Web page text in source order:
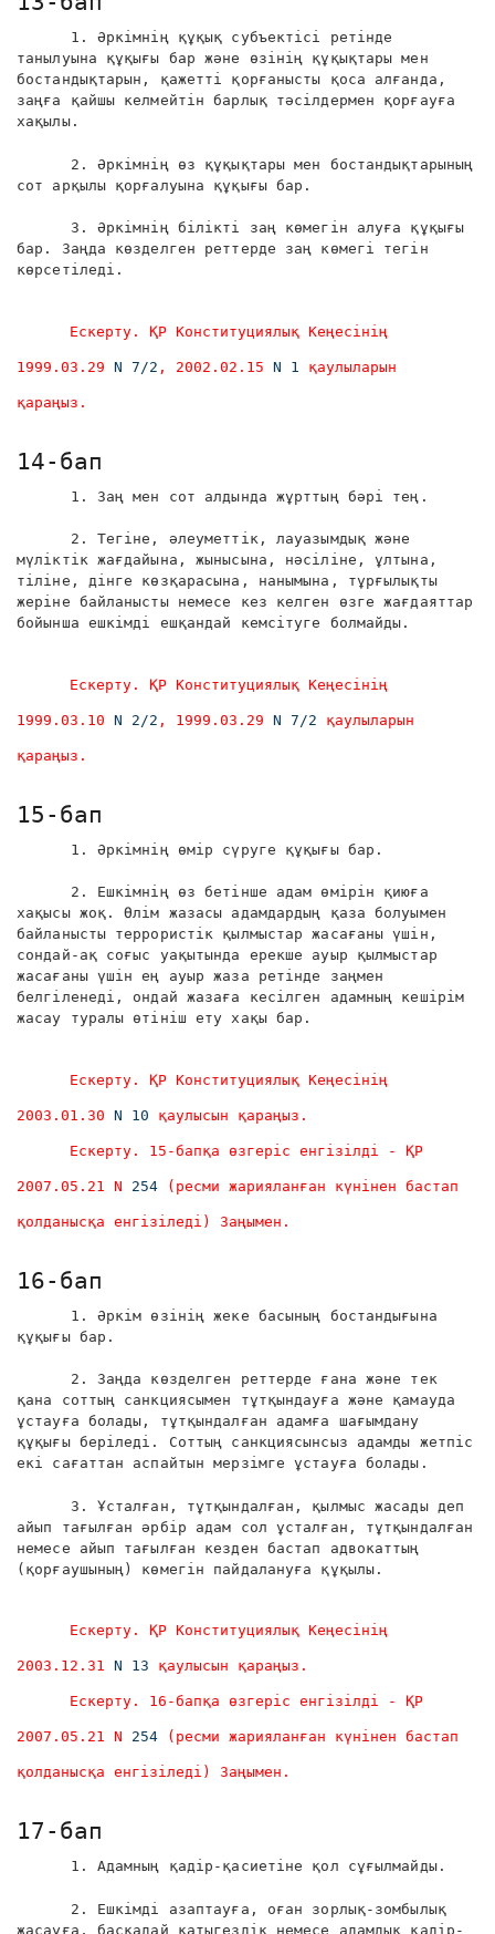
1. Әркімнің құқық субъектісі ретінде
танылуына құқығы бар және өзінің құқықтары мен
бостандықтарын, қажетті қорғанысты қоса алғанда,
заңға қайшы келмейтін барлық тәсілдермен қорғауға
хақылы.
2. Әркімнің өз құқықтары мен бостандықтарының
сот арқылы қорғалуына құқығы бар.
3. Әркімнің білікті заң көмегін алуға құқығы
бар. Заңда көзделген реттерде заң көмегі тегін
көрсетіледі.
Ескерту. ҚР Конституциялық Кеңесінің
1999.03.29 N 7/2 , 2002.02.15 N 1 қаулыларын
қараңыз.
14-бап
1. Заң мен сот алдында жұрттың бәрі тең.
2. Тегіне, әлеуметтік, лауазымдық және
мүліктік жағдайына, жынысына, нәсіліне, ұлтына,
тіліне, дінге көзқарасына, нанымына, тұрғылықты
жеріне байланысты немесе кез келген өзге жағдаяттар
бойынша ешкімді ешқандай кемсітуге болмайды.
Ескерту. ҚР Конституциялық Кеңесінің
1999.03.10 N 2/2 , 1999.03.29 N 7/2 қаулыларын
қараңыз.
15-бап
1. Әркімнің өмір сүруге құқығы бар.
2. Ешкімнің өз бетінше адам өмірін қиюға
хақысы жоқ. Өлім жазасы адамдардың қаза болуымен
байланысты террористік қылмыстар жасағаны үшін,
сондай-ақ соғыс уақытында ерекше ауыр қылмыстар
жасағаны үшін ең ауыр жаза ретінде заңмен
белгіленеді, ондай жазаға кесілген адамның кешірім
жасау туралы өтініш ету хақы бар.
Ескерту. ҚР Конституциялық Кеңесінің
2003.01.30 N 10 қаулысын қараңыз.
Ескерту. 15-бапқа өзгеріс енгізілді - ҚР
2007.05.21 N 254 (ресми жарияланған күнінен бастап
қолданысқа енгізіледі) Заңымен.
16-бап
1. Әркім өзінің жеке басының бостандығына
құқығы бар.
2. Заңда көзделген реттерде ғана және тек
қана соттың санкциясымен тұтқындауға және қамауда
ұстауға болады, тұтқындалған адамға шағымдану
құқығы беріледі. Соттың санкциясынсыз адамды жетпіс
екі сағаттан аспайтын мерзімге ұстауға болады.
3. Ұсталған, тұтқындалған, қылмыс жасады деп
айып тағылған әрбір адам сол ұсталған, тұтқындалған
немесе айып тағылған кезден бастап адвокаттың
(қорғаушының) көмегін пайдалануға құқылы.
Ескерту. ҚР Конституциялық Кеңесінің
2003.12.31 N 13 қаулысын қараңыз.
Ескерту. 16-бапқа өзгеріс енгізілді - ҚР
2007.05.21 N 254 (ресми жарияланған күнінен бастап
қолданысқа енгізіледі) Заңымен.
17-бап
1. Адамның қадір-қасиетіне қол сұғылмайды.
2. Ешкімді азаптауға, оған зорлық-зомбылық
жасауға, басқадай қатыгездік немесе адамдық қадір-